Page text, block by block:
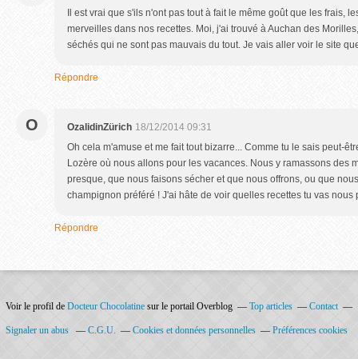
Il est vrai que s'ils n'ont pas tout à fait le même goût que les frais,
merveilles dans nos recettes. Moi, j'ai trouvé à Auchan des
séchés qui ne sont pas mauvais du tout. Je vais aller voir le site
Répondre
O OzalidinZürich 18/12/2014 09:31
Oh cela m'amuse et me fait tout bizarre... Comme tu le sais peut-
Lozère où nous allons pour les vacances. Nous y ramassons des
presque, que nous faisons sécher et que nous offrons, ou que
champignon préféré ! J'ai hâte de voir quelles recettes tu vas nous
Répondre
Voir le profil de Docteur Chocolatine sur le portail Overblog Top articles Contact
Signaler un abus C.G.U. Cookies et données personnelles Préférences cookies